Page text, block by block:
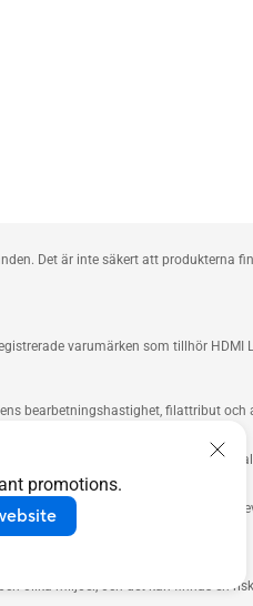
promotions.
Det är inte säkert att produkterna
varumärken som tillhör HDMI
bearbetningshastighet, filattribut
volym,
av faktorer som nätverk och
olika miljöer, och det kan finnas en